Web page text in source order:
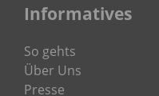
Informatives
So gehts
Über Uns
Presse